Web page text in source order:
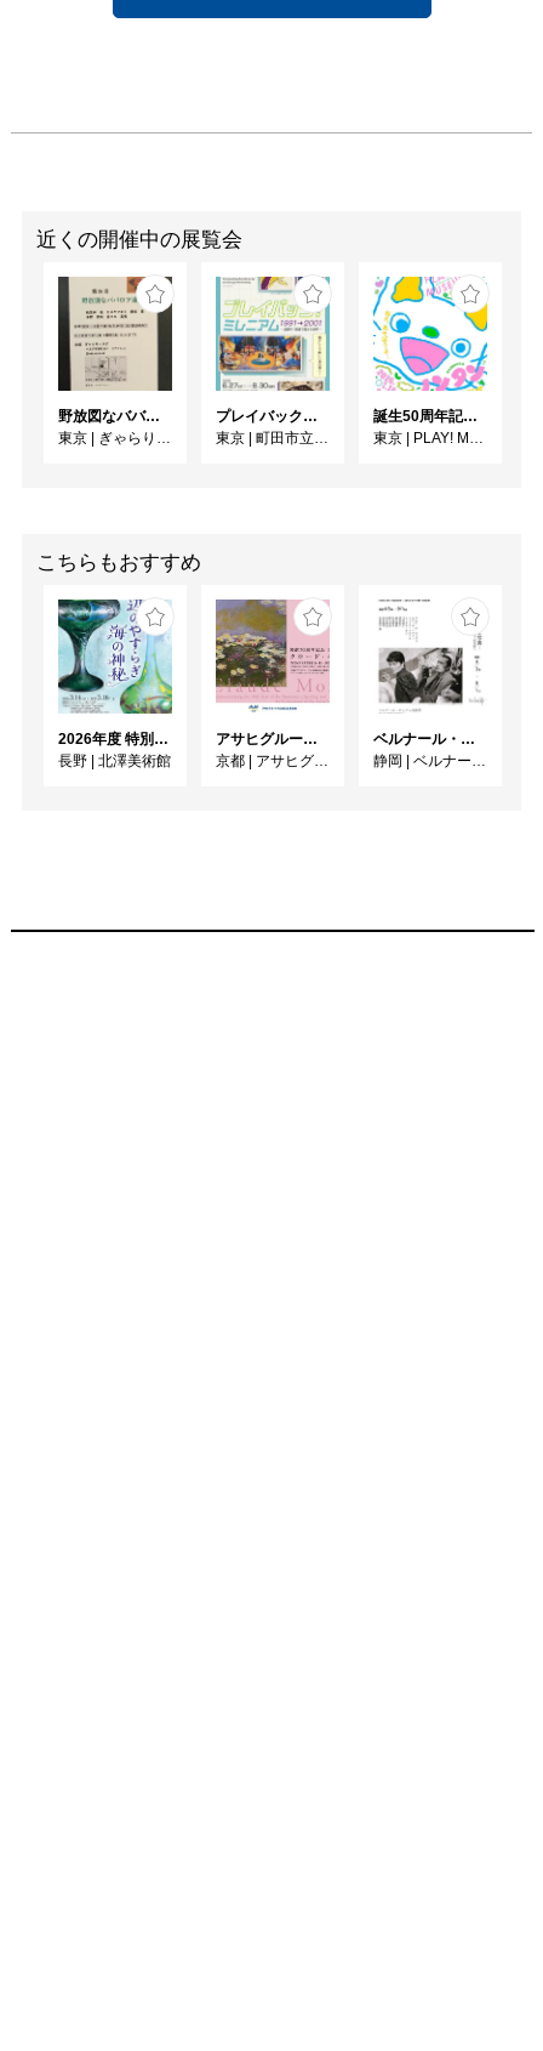
近くの開催中の展覧会
野放図なババロア達 展
東京
ぎゃらりーロア
プレイバック！ミレニアム1991→2001 版画が／版画で越えた境界
東京
町田市立国際版画美術館
誕生50周年記念 ノンタン ずっとともだち !!!
東京
PLAY! MUSEUM
こちらもおすすめ
2026年度 特別展「ガレとドーム、アール･ヌーヴォーのガラス 水辺のやすらぎ、海の神秘」
長野
北澤美術館
アサヒグループ大山崎山荘美術館 開館30周年記念展「没後100年 クロード・モネ」
京都
アサヒグループ大山崎山荘美術館
ベルナール・ビュフェと写真 ーカメラがとらえたビュフェとその時代、そして21 世紀へ
静岡
ベルナール・ビュフェ美術館